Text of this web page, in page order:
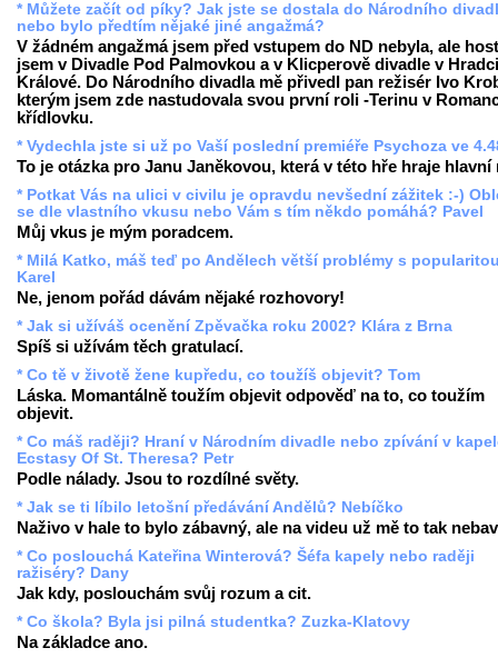
* Můžete začít od píky? Jak jste se dostala do Národního
nebo bylo předtím nějaké jiné angažmá?
V žádném angažmá jsem před vstupem do ND nebyla, ale
jsem v Divadle Pod Palmovkou a v Klicperově divadle v Hradci
Králové. Do Národního divadla mě přivedl pan režisér Ivo
kterým jsem zde nastudovala svou první roli -Terinu v
křídlovku.
* Vydechla jste si už po Vaší poslední premiéře Psychoza ve
To je otázka pro Janu Janěkovou, která v této hře hraje hlavní
* Potkat Vás na ulici v civilu je opravdu nevšední zážitek :-)
se dle vlastního vkusu nebo Vám s tím někdo pomáhá? Pavel
Můj vkus je mým poradcem.
* Milá Katko, máš teď po Andělech větší problémy s
Karel
Ne, jenom pořád dávám nějaké rozhovory!
* Jak si užíváš ocenění Zpěvačka roku 2002? Klára z Brna
Spíš si užívám těch gratulací.
* Co tě v životě žene kupředu, co toužíš objevit? Tom
Láska. Momantálně toužím objevit odpověď na to, co toužím
objevit.
* Co máš raději? Hraní v Národním divadle nebo zpívání v
Ecstasy Of St. Theresa? Petr
Podle nálady. Jsou to rozdílné světy.
* Jak se ti líbilo letošní předávání Andělů? Nebíčko
Naživo v hale to bylo zábavný, ale na videu už mě to tak
* Co poslouchá Kateřina Winterová? Šéfa kapely nebo raději
ražiséry? Dany
Jak kdy, poslouchám svůj rozum a cit.
* Co škola? Byla jsi pilná studentka? Zuzka-Klatovy
Na základce ano.